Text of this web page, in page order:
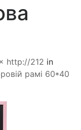
http://212 in
рамі 60*40